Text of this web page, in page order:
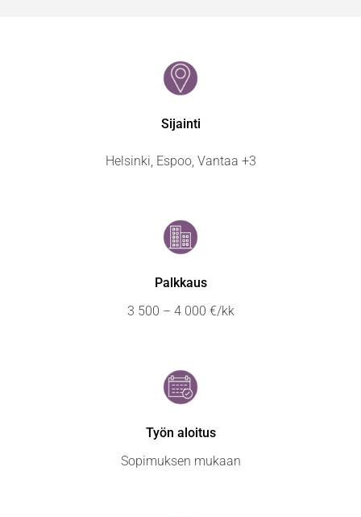
Sijainti
Helsinki, Espoo, Vantaa +3
Palkkaus
3 500 – 4 000 €/kk
Työn aloitus
Sopimuksen mukaan